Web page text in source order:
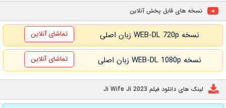
نسخه های قابل پخش آنلاین
نسخه WEB-DL 720p زبان اصلی تماشای آنلاین
نسخه WEB-DL 1080p زبان اصلی تماشای آنلاین
لینک های دانلود فیلم Ji Wife Ji 2023